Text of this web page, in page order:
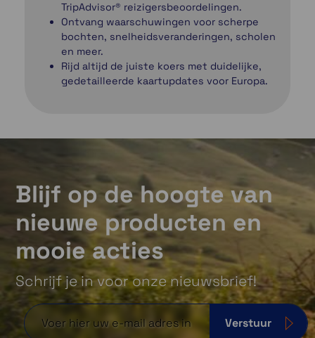
TripAdvisor® reizigersbeoordelingen.
Ontvang waarschuwingen voor scherpe
bochten, snelheidsveranderingen, scholen
en meer.
Rijd altijd de juiste koers met duidelijke,
gedetailleerde kaartupdates voor Europa.
Blijf op de hoogte van
nieuwe producten en
mooie acties
Schrijf je in voor onze nieuwsbrief!
Verstuur